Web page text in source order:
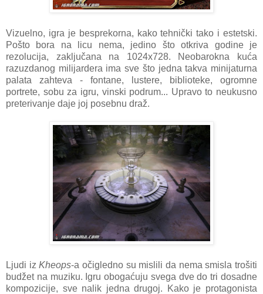
Vizuelno, igra je besprekorna, kako tehnički tako i estetski.
Pošto bora na licu nema, jedino što otkriva godine je
rezolucija, zaključana na 1024x728. Neobarokna kuća
razuzdanog milijardera ima sve što jedna takva minijaturna
palata zahteva - fontane, lustere, biblioteke, ogromne
portrete, sobu za igru, vinski podrum... Upravo to neukusno
preterivanje daje joj posebnu draž.
Ljudi izKheops-a očigledno su mislili da nema smisla trošiti
budžet na muziku. Igru obogaćuju svega dve do tri dosadne
kompozicije, sve nalik jedna drugoj. Kako je protagonista